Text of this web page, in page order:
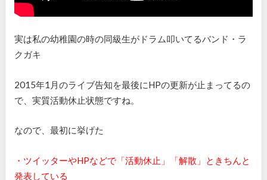
実は私の幼稚園の時の同級生がドラム叩いてるバンド・ラ
クガキ
2015年1月のライブ告知を最後にHPの更新が止まってるの
で、実質活動休止状態ですね。
なので、最初に挙げた
・ツイッターやHPなどで「活動休止」「解散」ときちんと
発表している